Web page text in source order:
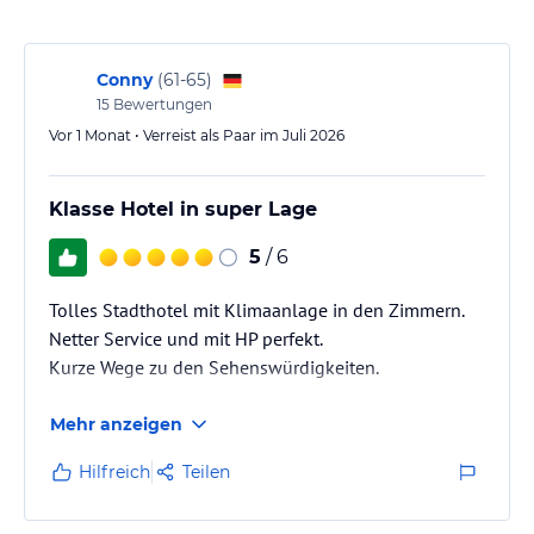
Sie haben die Wahl zwischen den folgenden Zimmerkategorien:
- teilweise mit Balkon
- zum ruhigeren HotelgARTEn oder zur belebten Innenstadtseite
* Themenzimmer (ca. 25 m²)
- Afrika-, Romantik- oder Kunst-Themenzimmer
- zur belebten Innenstadtseite gelegen
* Junior-Suite (ca. 35 m²)
- zum ruhigeren HotelgARTEn oder zur belebten Innenstadtseite
- gemütliche Sitzecke
Conny (61-65)
15 Bewertungen
Vor 1 Monat • Verreist als Paar im Juli 2026
Klasse Hotel in super Lage
5 / 6
Tolles Stadthotel mit Klimaanlage in den Zimmern.
Netter Service und mit HP perfekt.
Kurze Wege zu den Sehenswürdigkeiten.
Mehr anzeigen
Hilfreich Teilen